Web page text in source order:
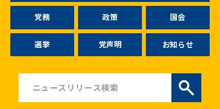
候補者公募
こくみん政治塾
お問い合わせ
党務 政策 国会
選挙 党声明 お知らせ